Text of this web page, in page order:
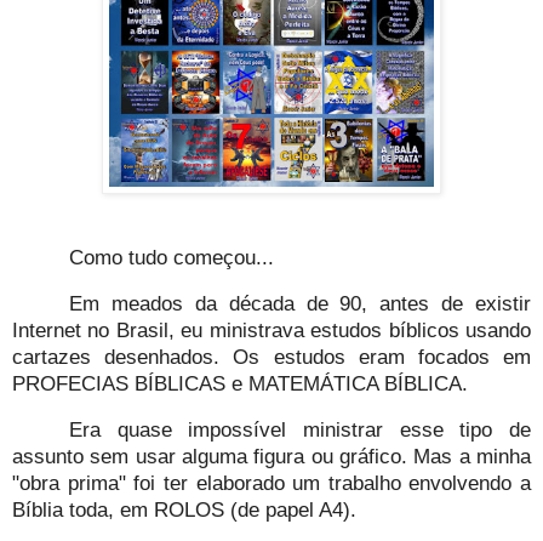
Como tudo começou...
Em meados da década de 90, antes de existir
Internet no Brasil, eu ministrava estudos bíblicos usando
cartazes desenhados. Os estudos eram focados em
PROFECIAS BÍBLICAS e MATEMÁTICA BÍBLICA.
Era quase impossível ministrar esse tipo de
assunto sem usar alguma figura ou gráfico. Mas a minha
"obra prima" foi ter elaborado um trabalho envolvendo a
Bíblia toda, em ROLOS (de papel A4).